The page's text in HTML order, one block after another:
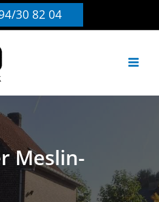
30 82 04
Meslin-